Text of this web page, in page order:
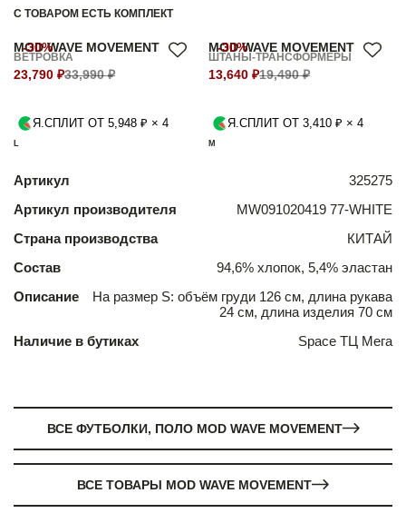
С ТОВАРОМ ЕСТЬ КОМПЛЕКТ
-30%
MOD WAVE MOVEMENT
ВЕТРОВКА
23,790 ₽33,990 ₽
Я.СПЛИТ ОТ 5,948 ₽ × 4
-30%
MOD WAVE MOVEMENT
ШТАНЫ-ТРАНСФОРМЕРЫ
13,640 ₽19,490 ₽
Я.СПЛИТ ОТ 3,410 ₽ × 4
M
Артикул
325275
Артикул производителя
MW091020419 77-WHITE
Страна производства
КИТАЙ
Состав
94,6% хлопок, 5,4% эластан
Описание
На размер S: объём груди 126 см, длина рукава
24 см, длина изделия 70 см
Наличие в бутиках
Space ТЦ Мега
ВСЕ ФУТБОЛКИ, ПОЛО MOD WAVE MOVEMENT
ВСЕ ТОВАРЫ MOD WAVE MOVEMENT